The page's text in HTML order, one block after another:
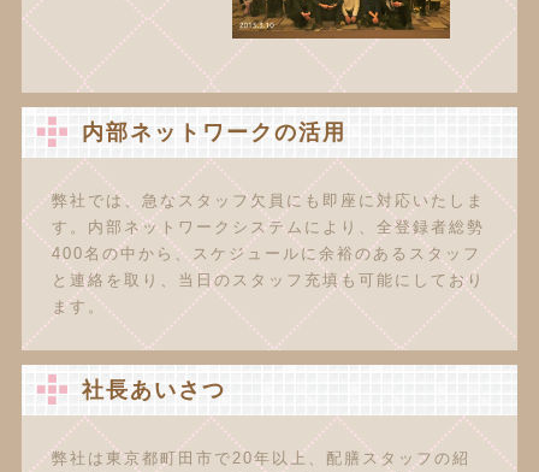
内部ネットワークの活用
弊社では、急なスタッフ欠員にも即座に対応いたしま
す。内部ネットワークシステムにより、全登録者総勢
400名の中から、スケジュールに余裕のあるスタッフ
と連絡を取り、当日のスタッフ充填も可能にしており
ます。
社長あいさつ
弊社は東京都町田市で20年以上、配膳スタッフの紹